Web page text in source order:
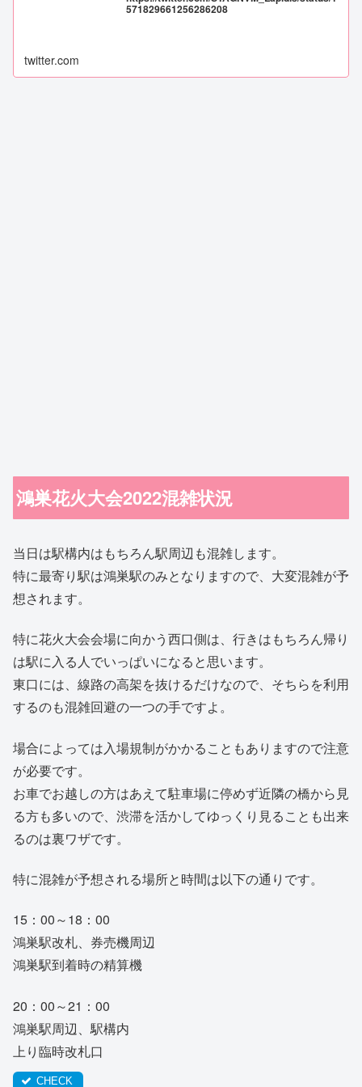
571829661256286208
twitter.com
鴻巣花火大会2022混雑状況
当日は駅構内はもちろん駅周辺も混雑します。
特に最寄り駅は鴻巣駅のみとなりますので、大変混雑が予
想されます。
特に花火大会会場に向かう西口側は、行きはもちろん帰り
は駅に入る人でいっぱいになると思います。
東口には、線路の高架を抜けるだけなので、そちらを利用
するのも混雑回避の一つの手ですよ。
場合によっては入場規制がかかることもありますので注意
が必要です。
お車でお越しの方はあえて駐車場に停めず近隣の橋から見
る方も多いので、渋滞を活かしてゆっくり見ることも出来
るのは裏ワザです。
特に混雑が予想される場所と時間は以下の通りです。
15：00～18：00
鴻巣駅改札、券売機周辺
鴻巣駅到着時の精算機
20：00～21：00
鴻巣駅周辺、駅構内
上り臨時改札口